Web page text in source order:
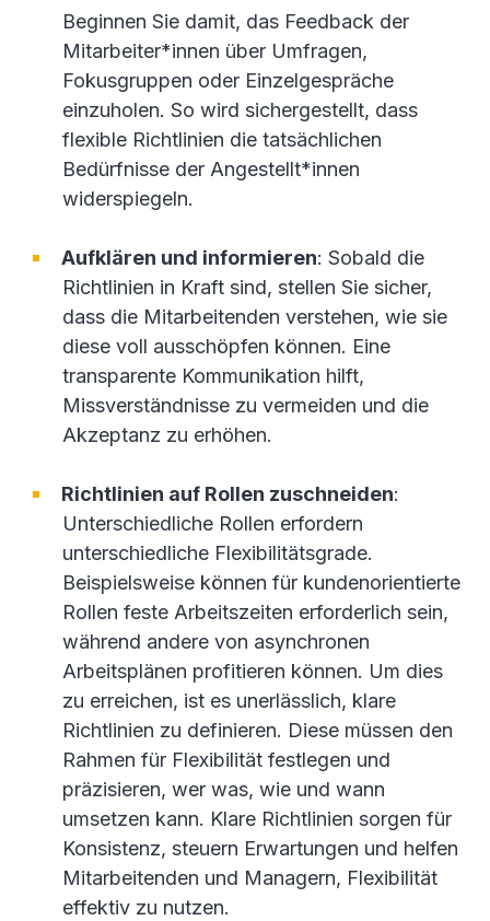
Beginnen Sie damit, das Feedback der
Mitarbeiter*innen über Umfragen,
Fokusgruppen oder Einzelgespräche
einzuholen. So wird sichergestellt, dass
flexible Richtlinien die tatsächlichen
Bedürfnisse der Angestellt*innen
widerspiegeln.
Aufklären und informieren: Sobald die
Richtlinien in Kraft sind, stellen Sie sicher,
dass die Mitarbeitenden verstehen, wie sie
diese voll ausschöpfen können. Eine
transparente Kommunikation hilft,
Missverständnisse zu vermeiden und die
Akzeptanz zu erhöhen.
Richtlinien auf Rollen zuschneiden:
Unterschiedliche Rollen erfordern
unterschiedliche Flexibilitätsgrade.
Beispielsweise können für kundenorientierte
Rollen feste Arbeitszeiten erforderlich sein,
während andere von asynchronen
Arbeitsplänen profitieren können. Um dies
zu erreichen, ist es unerlässlich, klare
Richtlinien zu definieren. Diese müssen den
Rahmen für Flexibilität festlegen und
präzisieren, wer was, wie und wann
umsetzen kann. Klare Richtlinien sorgen für
Konsistenz, steuern Erwartungen und helfen
Mitarbeitenden und Managern, Flexibilität
effektiv zu nutzen.